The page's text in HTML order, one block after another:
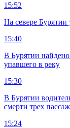
15:52
На севере Бурятии
15:40
В Бурятии найдено
упавшего в реку
15:30
В Бурятии
смерти трех
15:24